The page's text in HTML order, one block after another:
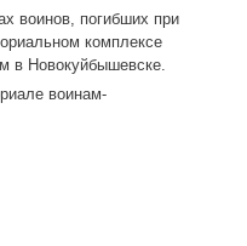
воинов, погибших при
комплексе
в Новокуйбышевске.
воинам-